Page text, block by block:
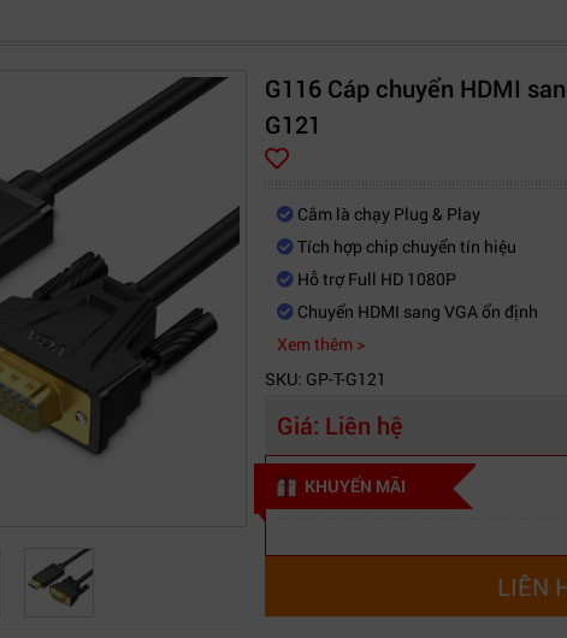
G116 Cáp chuyển HDMI
G121
Cắm là chạy Plug & Play
Tích hợp chip chuyển tín hiệu
Hỗ trợ Full HD 1080P
Chuyển HDMI sang VGA ổn định
Xem thêm >
SKU: GP-T-G121
Giá: Liên hệ
KHUYẾN MÃI
LIÊN